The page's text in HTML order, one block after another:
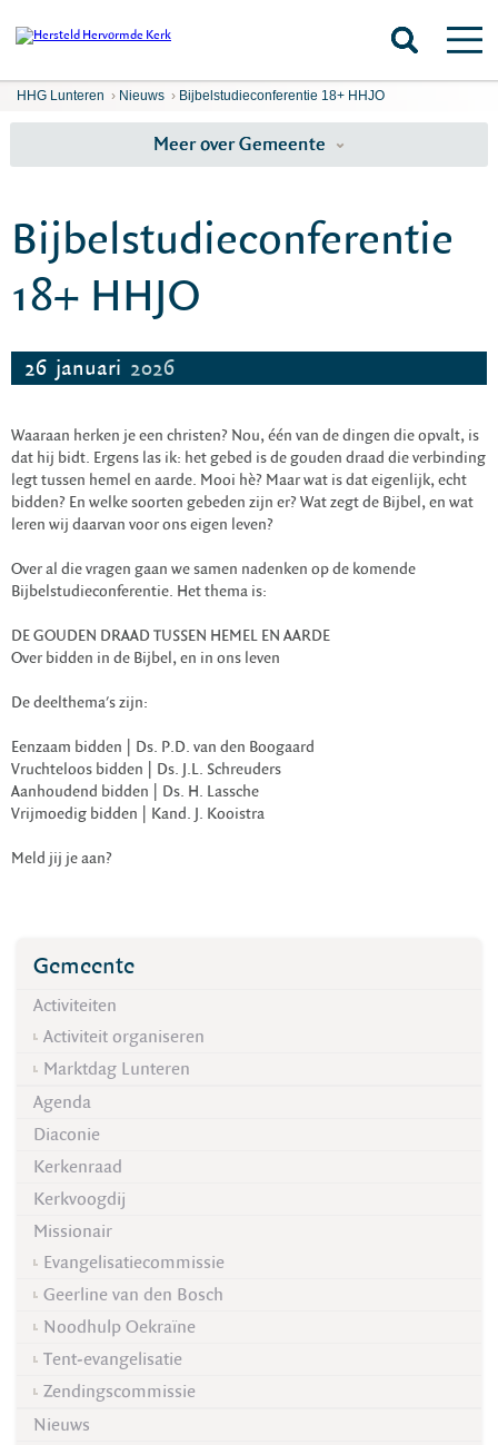
HHG Lunteren › Nieuws › Bijbelstudieconferentie 18+ HHJO
Meer over Gemeente
Bijbelstudieconferentie
18+ HHJO
26 januari 2026
Waaraan herken je een christen? Nou, één van de dingen die opvalt, is
dat hij bidt. Ergens las ik: het gebed is de gouden draad die verbinding
legt tussen hemel en aarde. Mooi hè? Maar wat is dat eigenlijk, echt
bidden? En welke soorten gebeden zijn er? Wat zegt de Bijbel, en wat
leren wij daarvan voor ons eigen leven?
Over al die vragen gaan we samen nadenken op de komende
Bijbelstudieconferentie. Het thema is:
DE GOUDEN DRAAD TUSSEN HEMEL EN AARDE
Over bidden in de Bijbel, en in ons leven
De deelthema's zijn:
Eenzaam bidden | Ds. P.D. van den Boogaard
Vruchteloos bidden | Ds. J.L. Schreuders
Aanhoudend bidden | Ds. H. Lassche
Vrijmoedig bidden | Kand. J. Kooistra
Meld jij je aan?
Gemeente
Activiteiten
Activiteit organiseren
Marktdag Lunteren
Agenda
Diaconie
Kerkenraad
Kerkvoogdij
Missionair
Evangelisatiecommissie
Geerline van den Bosch
Noodhulp Oekraïne
Tent-evangelisatie
Zendingscommissie
Nieuws